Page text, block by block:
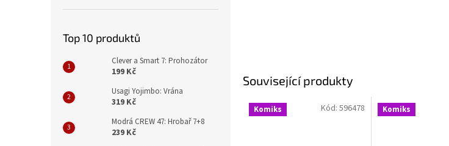
Top 10 produktů
Clever a Smart 7: Prohozátor
199 Kč
Usagi Yojimbo: Vrána
319 Kč
Modrá CREW 47: Hrobař 7+8
239 Kč
Související produkty
Komiks Kód: 596478 Komiks